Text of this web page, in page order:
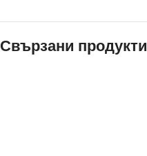
Свързани продукти